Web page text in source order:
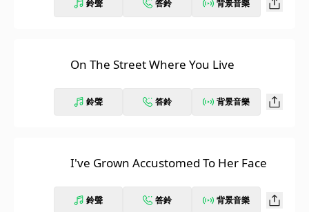
鈴聲 答鈴 背景音樂
On The Street Where You Live
鈴聲 答鈴 背景音樂
I've Grown Accustomed To Her Face
鈴聲 答鈴 背景音樂